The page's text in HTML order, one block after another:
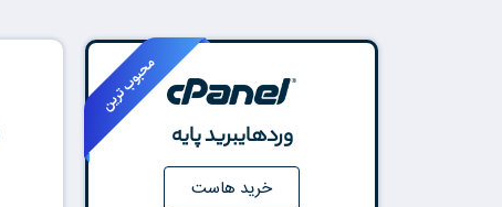
وردهایبرید پایه
خرید هاست